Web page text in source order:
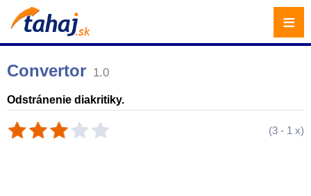
Convertor 1.0
Odstránenie diakritiky.
(3 - 1 x)
≡